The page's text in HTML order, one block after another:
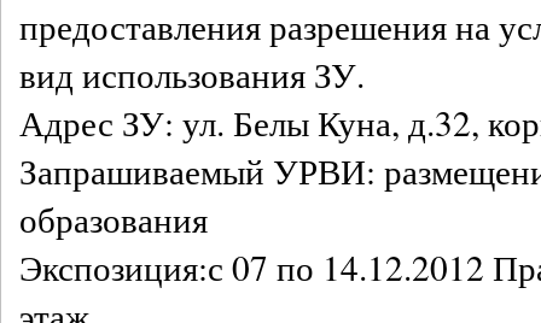
предоставления разрешения на
вид использования ЗУ.
Адрес ЗУ: ул. Белы Куна, д.32,
Запрашиваемый УРВИ:
образования
Экспозиция:с 07 по 14.12.2012